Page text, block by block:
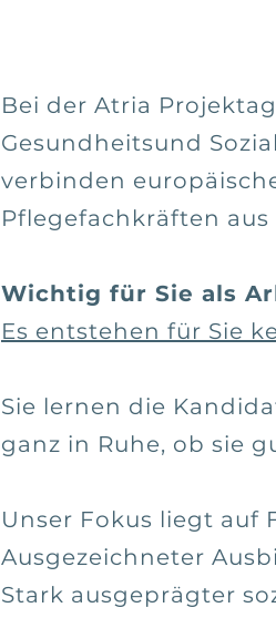
Bei der Atria
Gesundheitsund
verbinden
Pflegefachkräften aus
Wichtig für Sie als
Es entstehen für Sie
Sie lernen die
ganz in Ruhe, ob sie
Unser Fokus liegt auf
Ausgezeichneter
Stark ausgeprägter